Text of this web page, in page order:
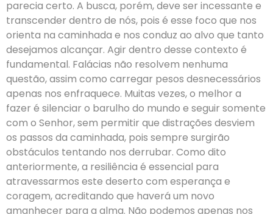
parecia certo. A busca, porém, deve ser incessante e
transcender dentro de nós, pois é esse foco que nos
orienta na caminhada e nos conduz ao alvo que tanto
desejamos alcançar. Agir dentro desse contexto é
fundamental. Falácias não resolvem nenhuma
questão, assim como carregar pesos desnecessários
apenas nos enfraquece. Muitas vezes, o melhor a
fazer é silenciar o barulho do mundo e seguir somente
com o Senhor, sem permitir que distrações desviem
os passos da caminhada, pois sempre surgirão
obstáculos tentando nos derrubar. Como dito
anteriormente, a resiliência é essencial para
atravessarmos este deserto com esperança e
coragem, acreditando que haverá um novo
amanhecer para a alma. Não podemos apenas nos